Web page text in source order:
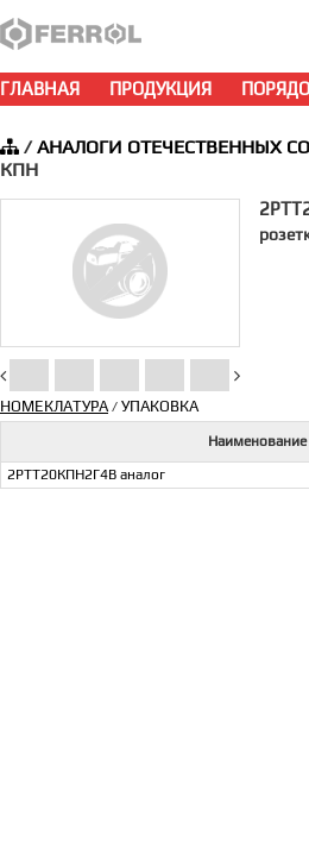
ГЛАВНАЯ ПРОДУКЦИЯ
/АНАЛОГИ ОТЕЧЕСТВЕННЫХ
КПН
НОМЕКЛАТУРА/ УПАКОВКА
Наименование
2РТТ20КПН2Г4В аналог